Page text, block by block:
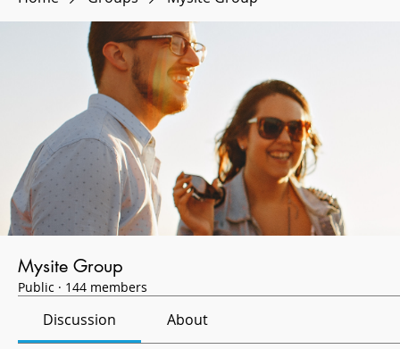
Mysite Group
Public · 144 members
Discussion About